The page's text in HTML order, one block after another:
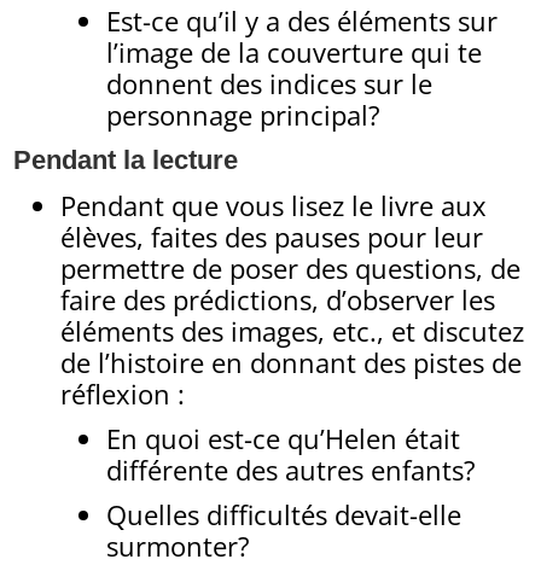
Est-ce qu’il y a des éléments sur
l’image de la couverture qui te
donnent des indices sur le
personnage principal?
Pendant la lecture
Pendant que vous lisez le livre aux
élèves, faites des pauses pour leur
permettre de poser des questions, de
faire des prédictions, d’observer les
éléments des images, etc., et discutez
de l’histoire en donnant des pistes de
réflexion :
En quoi est-ce qu’Helen était
différente des autres enfants?
Quelles difficultés devait-elle
surmonter?